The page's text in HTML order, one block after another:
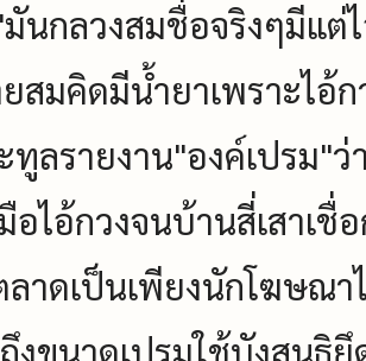
นกลวงสมชื่อจริงๆมีแต่
ยสมคิดมีน้ำยาเพราะไ
ทูลรายงาน"องค์เปรม"
ไอ้กวงจนบ้านสี่เสาเชื่
าดเป็นเพียงนักโฆษณา
งขนาดเปรมใช้บังสนธิ